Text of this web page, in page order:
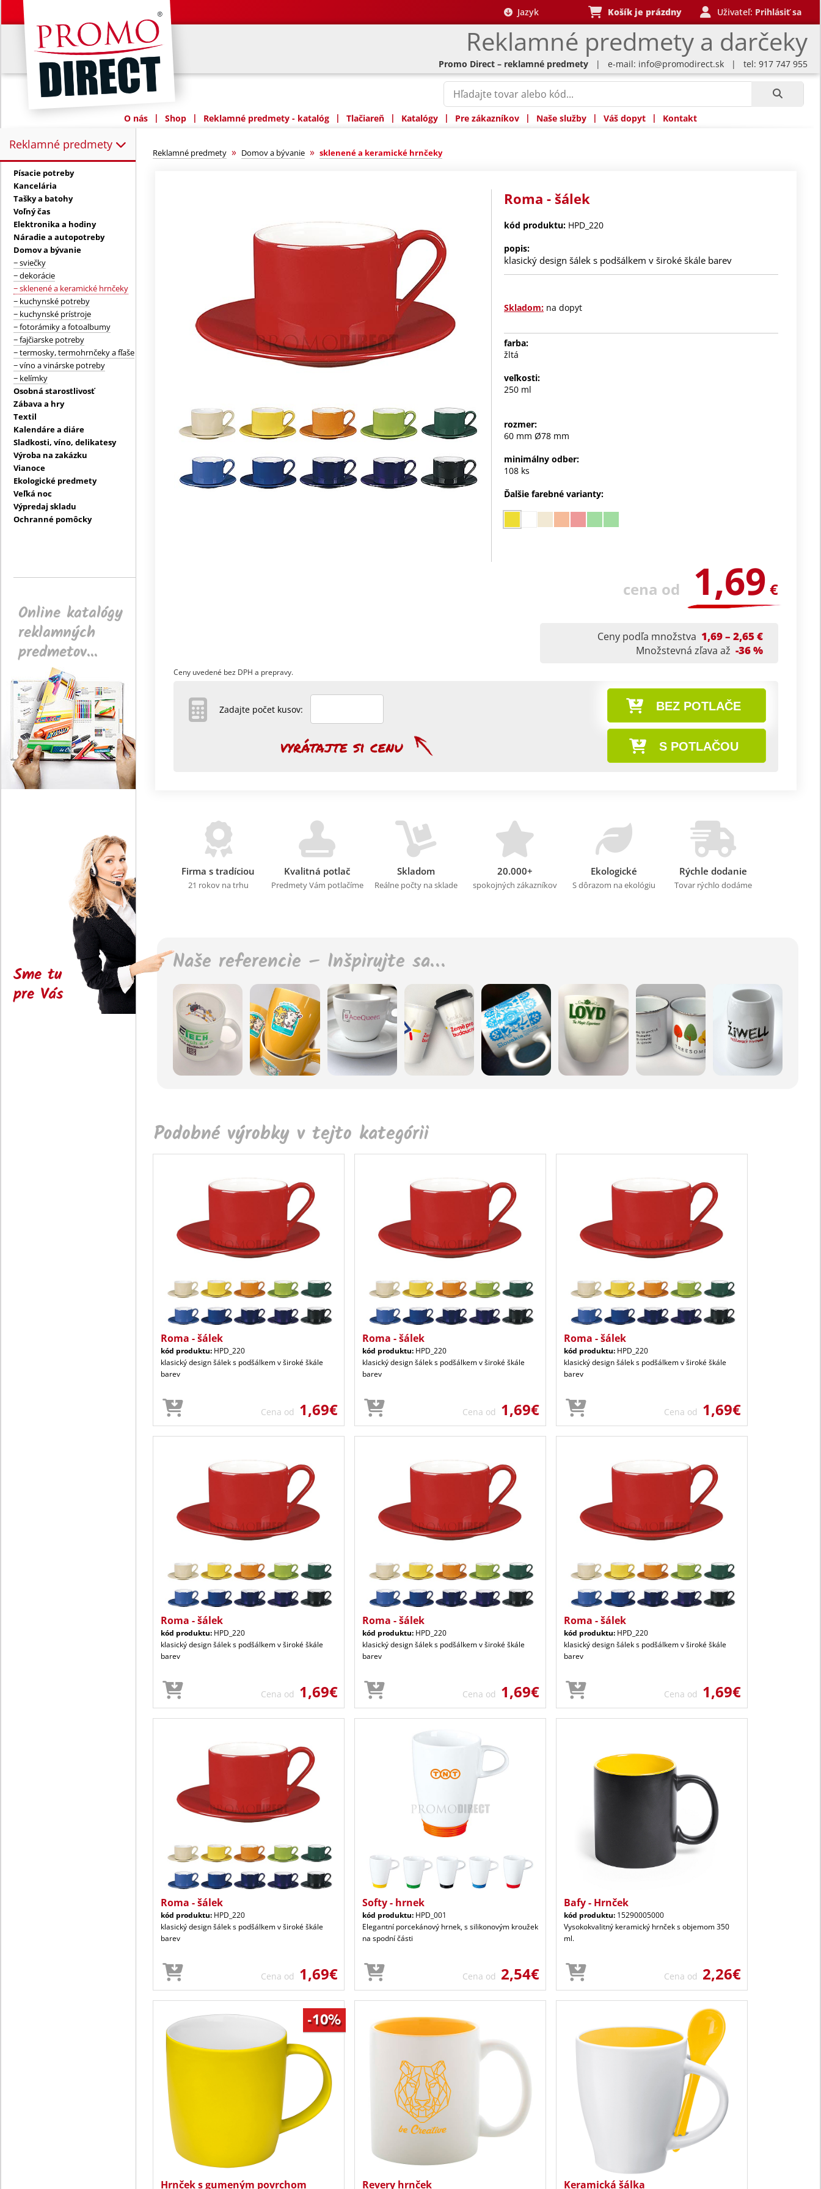
Reklamné predmety a darčeky
Jazyk Košík je prázdny Uživateľ: Prihlásiť sa
Promo Direct – reklamné predmety | e-mail: info@promodirect.sk | tel: 917 747 955
O nás | Shop | Reklamné predmety - katalóg | Tlačiareň | Katalógy | Pre zákazníkov | Naše služby | Váš dopyt | Kontakt
Reklamné predmety
Reklamné predmety:
Písacie potreby
Kancelária
Tašky a batohy
Voľný čas
Elektronika a hodiny
Náradie a autopotreby
Domov a bývanie
− sviečky
− dekorácie
− sklenené a keramické hrnčeky
− kuchynské potreby
− kuchynské prístroje
− fotorámiky a fotoalbumy
− fajčiarske potreby
− termosky, termohrnčeky a fľaše
− víno a vinárske potreby
− kelímky
Osobná starostlivosť
Zábava a hry
Textil
Kalendáre a diáre
Sladkosti, víno, delikatesy
Výroba na zakázku
Vianoce
Ekologické predmety
Veľká noc
Výpredaj skladu
Ochranné pomôcky
Online katalógy
reklamných
predmetov...
Sme tu
pre Vás
Reklamné predmety » Domov a bývanie » sklenené a keramické hrnčeky
Roma - šálek
kód produktu: HPD_220
popis:
klasický design šálek s podšálkem v široké škále barev
Skladom: na dopyt
farba:
žltá
veľkosti:
250 ml
rozmer:
60 mm Ø78 mm
minimálny odber:
108 ks
Ďalšie farebné varianty:
cena od 1,69 €
Ceny podľa množstva 1,69 – 2,65 €
Množstevná zľava až -36 %
Ceny uvedené bez DPH a prepravy.
BEZ POTLAČE
S POTLAČOU
Zadajte počet kusov:
Firma s tradíciou
21 rokov na trhu
Kvalitná potlač
Predmety Vám potlačíme
Skladom
Reálne počty na sklade
20.000+
spokojných zákazníkov
Ekologické
S dôrazom na ekológiu
Rýchle dodanie
Tovar rýchlo dodáme
Naše referencie – Inšpirujte sa…
Podobné výrobky v tejto kategórii
Roma - šálek
kód produktu: HPD_220
klasický design šálek s podšálkem v široké škále
barev
Cena od 1,69€
Roma - šálek
kód produktu: HPD_220
klasický design šálek s podšálkem v široké škále
barev
Cena od 1,69€
Roma - šálek
kód produktu: HPD_220
klasický design šálek s podšálkem v široké škále
barev
Cena od 1,69€
Roma - šálek
kód produktu: HPD_220
klasický design šálek s podšálkem v široké škále
barev
Cena od 1,69€
Roma - šálek
kód produktu: HPD_220
klasický design šálek s podšálkem v široké škále
barev
Cena od 1,69€
Roma - šálek
kód produktu: HPD_220
klasický design šálek s podšálkem v široké škále
barev
Cena od 1,69€
Roma - šálek
kód produktu: HPD_220
klasický design šálek s podšálkem v široké škále
barev
Cena od 1,69€
Softy - hrnek
kód produktu: HPD_001
Elegantní porcekánový hrnek, s silikonovým kroužek
na spodní části
Cena od 2,54€
Bafy - Hrnček
kód produktu: 15290005000
Vysokokvalitný keramický hrnček s objemom 350
ml.
Cena od 2,26€
Hrnček s gumeným povrchom Revery hrnček Keramická šálka